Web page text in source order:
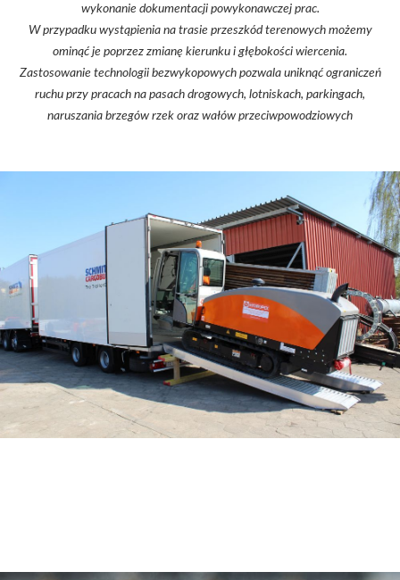
wykonanie dokumentacji powykonawczej prac.
W przypadku wystąpienia na trasie przeszkód terenowych możemy
ominąć je poprzez zmianę kierunku i głębokości wiercenia.
Zastosowanie technologii bezwykopowych pozwala uniknąć ograniczeń
ruchu przy pracach na pasach drogowych, lotniskach, parkingach,
naruszania brzegów rzek oraz wałów przeciwpowodziowych